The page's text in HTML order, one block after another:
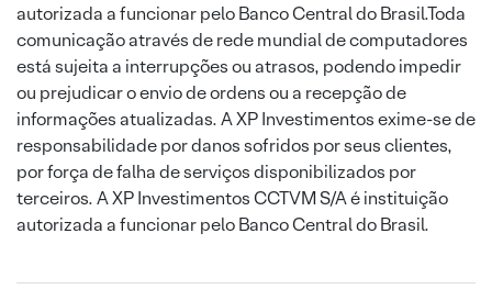
autorizada a funcionar pelo Banco Central do Brasil.Toda
comunicação através de rede mundial de computadores
está sujeita a interrupções ou atrasos, podendo impedir
ou prejudicar o envio de ordens ou a recepção de
informações atualizadas. A XP Investimentos exime-se de
responsabilidade por danos sofridos por seus clientes,
por força de falha de serviços disponibilizados por
terceiros. A XP Investimentos CCTVM S/A é instituição
autorizada a funcionar pelo Banco Central do Brasil.